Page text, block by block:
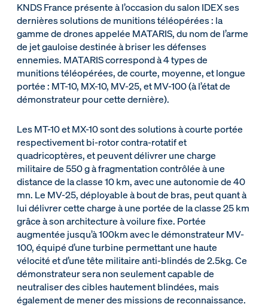
KNDS France présente à l’occasion du salon IDEX ses
dernières solutions de munitions téléopérées : la
gamme de drones appelée MATARIS, du nom de l’arme
de jet gauloise destinée à briser les défenses
ennemies. MATARIS correspond à 4 types de
munitions téléopérées, de courte, moyenne, et longue
portée : MT-10, MX-10, MV-25, et MV-100 (à l’état de
démonstrateur pour cette dernière).
Les MT-10 et MX-10 sont des solutions à courte portée
respectivement bi-rotor contra-rotatif et
quadricoptères, et peuvent délivrer une charge
militaire de 550 g à fragmentation contrôlée à une
distance de la classe 10 km, avec une autonomie de 40
mn. Le MV-25, déployable à bout de bras, peut quant à
lui délivrer cette charge à une portée de la classe 25 km
grâce à son architecture à voilure fixe. Portée
augmentée jusqu’à 100km avec le démonstrateur MV-
100, équipé d’une turbine permettant une haute
vélocité et d’une tête militaire anti-blindés de 2.5kg. Ce
démonstrateur sera non seulement capable de
neutraliser des cibles hautement blindées, mais
également de mener des missions de reconnaissance.